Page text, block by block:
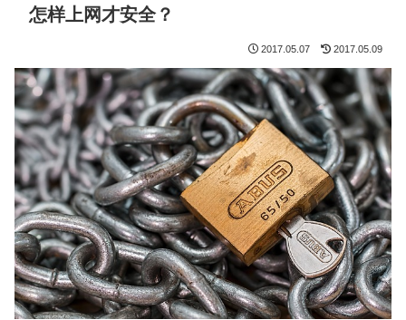
怎样上网才安全？
2017.05.07 2017.05.09